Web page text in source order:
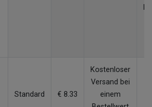
Standard € 8.33
Kostenloser
Versand bei
einem